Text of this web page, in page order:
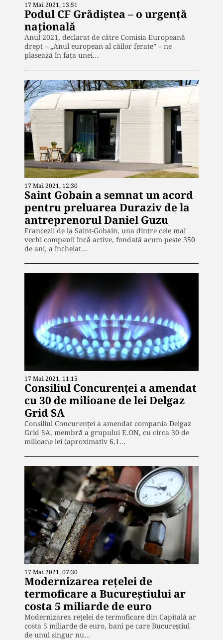
17 Mai 2021, 13:51
Podul CF Grădiștea – o urgență
națională
Anul 2021, declarat de către Comisia Europeană
drept – „Anul european al căilor ferate” – ne
plasează în fața unei…
17 Mai 2021, 12:30
Saint Gobain a semnat un acord
pentru preluarea Duraziv de la
antreprenorul Daniel Guzu
Francezii de la Saint-Gobain, una dintre cele mai
vechi companii încă active, fondată acum peste 350
de ani, a încheiat…
17 Mai 2021, 11:15
Consiliul Concurenței a amendat
cu 30 de milioane de lei Delgaz
Grid SA
Consiliul Concurenței a amendat compania Delgaz
Grid SA, membră a grupului E.ON, cu circa 30 de
milioane lei (aproximativ 6,1…
17 Mai 2021, 07:30
Modernizarea rețelei de
termoficare a Bucureștiului ar
costa 5 miliarde de euro
Modernizarea reţelei de termoficare din Capitală ar
costa 5 miliarde de euro, bani pe care Bucureştiul
de unul singur nu…